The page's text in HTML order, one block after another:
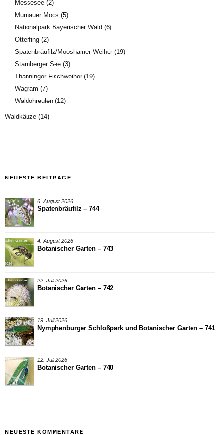
Messesee (2)
Murnauer Moos (5)
Nationalpark Bayerischer Wald (6)
Otterfing (2)
Spatenbräufilz/Mooshamer Weiher(19)
Starnberger See (3)
Thanninger Fischweiher(19)
Wagram (7)
Waldohreulen (12)
Waldkäuze (14)
NEUESTE BEITRÄGE
6. August 2026
Spatenbräufilz – 744
4. August 2026
Botanischer Garten – 743
22. Juli 2026
Botanischer Garten – 742
19. Juli 2026
Nymphenburger Schloßpark und Botanischer Garten – 741
12. Juli 2026
Botanischer Garten – 740
NEUESTE KOMMENTARE